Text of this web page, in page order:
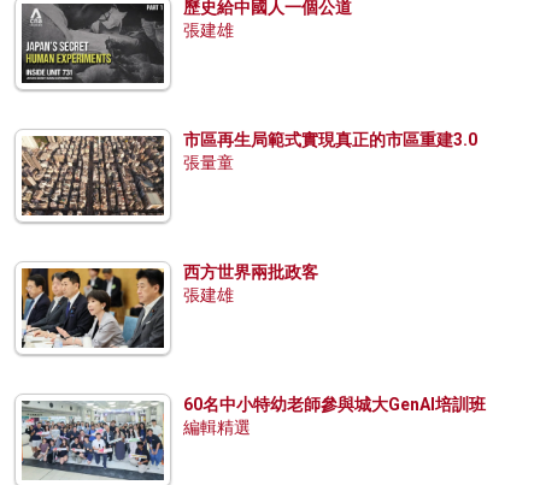
歷史給中國人一個公道
張建雄
市區再生局範式實現真正的市區重建3.0
張量童
西方世界兩批政客
張建雄
60名中小特幼老師參與城大GenAI培訓班
編輯精選